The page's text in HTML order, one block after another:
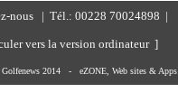
nous | Tél.: 00228 70024898 |
vers la version ordinateur ]
2014 - eZONE, Web sites & Apps